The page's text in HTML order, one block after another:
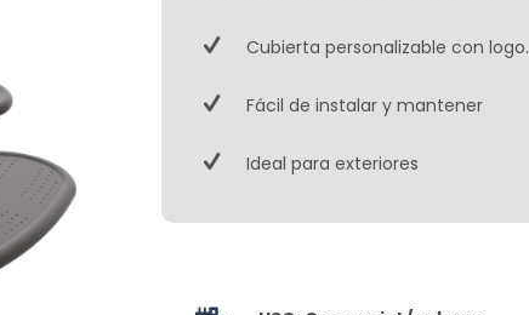
Cubierta personalizable con logo.
Fácil de instalar y mantener
Ideal para exteriores